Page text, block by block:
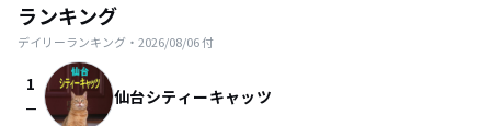
ランキング
デイリーランキング・ 2026/08/06付
1
check_indeterminate_small 仙台シティーキャッツ